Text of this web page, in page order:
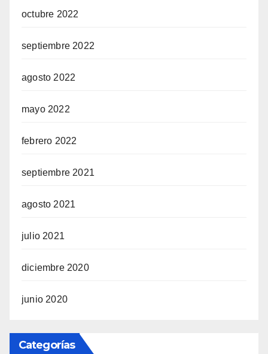
octubre 2022
septiembre 2022
agosto 2022
mayo 2022
febrero 2022
septiembre 2021
agosto 2021
julio 2021
diciembre 2020
junio 2020
Categorías